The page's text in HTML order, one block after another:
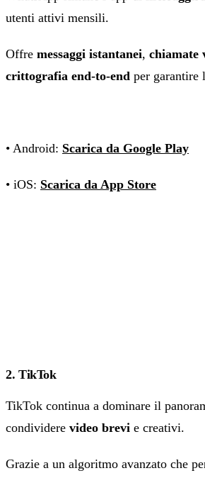
utenti attivi mensili.
Offre messaggi istantanei, chiamate
crittografia end-to-end per garantire
• Android: Scarica da Google Play
• iOS: Scarica da App Store
2. TikTok
TikTok continua a dominare il
condividere video brevi e creativi.
Grazie a un algoritmo avanzato che